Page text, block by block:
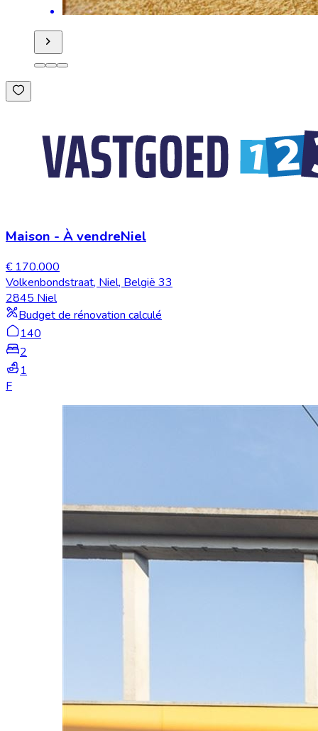
Maison - À vendreNiel
€ 170.000
Volkenbondstraat, Niel, België 33
2845 Niel
Budget de rénovation calculé
140
2
1
F